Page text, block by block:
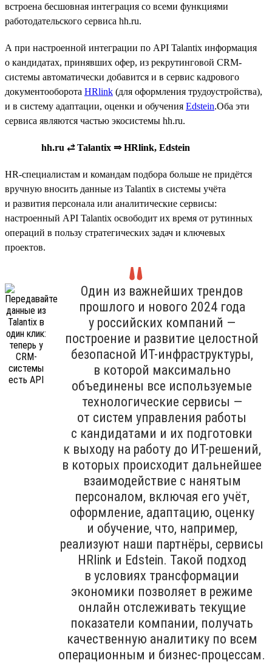
встроена бесшовная интеграция со всеми функциями
работодательского сервиса hh.ru.
А при настроенной интеграции по API Talantix информация
о кандидатах, принявших офер, из рекрутинговой CRM-
системы автоматически добавится и в сервис кадрового
документооборота HRlink (для оформления трудоустройства),
и в систему адаптации, оценки и обучения Edstein.Оба эти
сервиса являются частью экосистемы hh.ru.
hh.ru ⥄ Talantix ⇒ HRlink, Edstein
HR-специалистам и командам подбора больше не придётся
вручную вносить данные из Talantix в системы учёта
и развития персонала или аналитические сервисы:
настроенный API Talantix освободит их время от рутинных
операций в пользу стратегических задач и ключевых
проектов.
Один из важнейших трендов
прошлого и нового 2024 года
у российских компаний —
построение и развитие целостной
безопасной ИТ-инфраструктуры,
в которой максимально
объединены все используемые
технологические сервисы —
от систем управления работы
с кандидатами и их подготовки
к выходу на работу до ИТ-решений,
в которых происходит дальнейшее
взаимодействие с нанятым
персоналом, включая его учёт,
оформление, адаптацию, оценку
и обучение, что, например,
реализуют наши партнёры, сервисы
HRlink и Edstein. Такой подход
в условиях трансформации
экономики позволяет в режиме
онлайн отслеживать текущие
показатели компании, получать
качественную аналитику по всем
операционным и бизнес-процессам.